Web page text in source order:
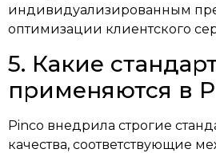
индивидуализированным
оптимизации клиентского
5. Какие
применяются в
Pinco внедрила строгие
качества, соответствующие